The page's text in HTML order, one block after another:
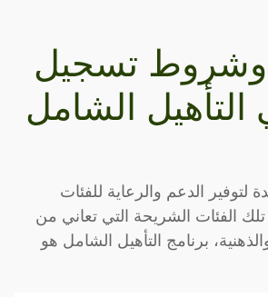
تسجيل
التأهيل الشامل
لتوفير الدعم والرعاية للفئات
تلك الفئات الشريحة التي تعاني من
برنامج التأهيل الشامل هو